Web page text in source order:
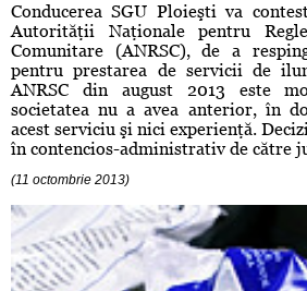
Conducerea SGU Ploieşti va
Autorităţii Naţionale pentru
Comunitare (ANRSC), de a
pentru prestarea de servicii de
ANRSC din august 2013 este
societatea nu a avea anterior, în
acest serviciu şi nici experienţă.
în contencios-administrativ de către
(11 octombrie 2013)